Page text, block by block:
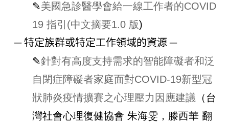
​​​​​✎美國急診醫學會給一線工作者的COVID
19 指引(中文摘要1.0 版)
─ 特定族群或特定工作領域的資源 ─
✎針對有高度支持需求的智能障礙者和泛
自閉症障礙者家庭面對COVID-19新型冠
狀肺炎疫情擴賽之心理壓力因應建議 （台
灣社會心理復健協會 朱海雯，滕西華 翻